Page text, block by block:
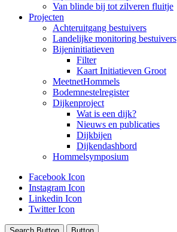
Van blinde bij tot zilveren fluitje
Projecten
Achteruitgang bestuivers
Landelijke monitoring bestuivers
Bijeninitiatieven
Filter
Kaart Initiatieven Groot
MeetnetHommels
Bodemnestelregister
Dijkenproject
Wat is een dijk?
Nieuws en publicaties
Dijkbijen
Dijkendashbord
Hommelsymposium
Facebook Icon
Instagram Icon
Linkedin Icon
Twitter Icon